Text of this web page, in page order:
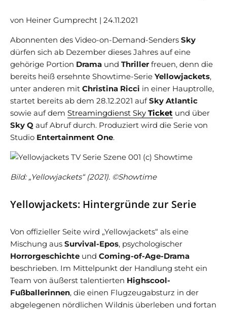
von Heiner Gumprecht | 24.11.2021
Abonnenten des Video-on-Demand-Senders Sky
dürfen sich ab Dezember dieses Jahres auf eine
gehörige Portion Drama und Thriller freuen, denn die
bereits heiß ersehnte Showtime-Serie Yellowjackets,
unter anderen mit Christina Ricci in einer Hauptrolle,
startet bereits ab dem 28.12.2021 aufSky Atlantic
sowie auf dem Streamingdienst Sky Ticket und über
Sky Q auf Abruf durch. Produziert wird die Serie von
Studio Entertainment One.
Bild: „Yellowjackets“ (2021). ©Showtime
Yellowjackets: Hintergründe zur Serie
Von offizieller Seite wird „Yellowjackets“ als eine
Mischung aus Survival-Epos, psychologischer
Horrorgeschichte und Coming-of-Age-Drama
beschrieben. Im Mittelpunkt der Handlung steht ein
Team von äußerst talentierten Highscool-
Fußballerinnen, die einen Flugzeugabsturz in der
abgelegenen nördlichen Wildnis überleben und fortan